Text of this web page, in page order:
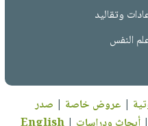
وتقاليد
النفس
| عروض خاصة | صدر